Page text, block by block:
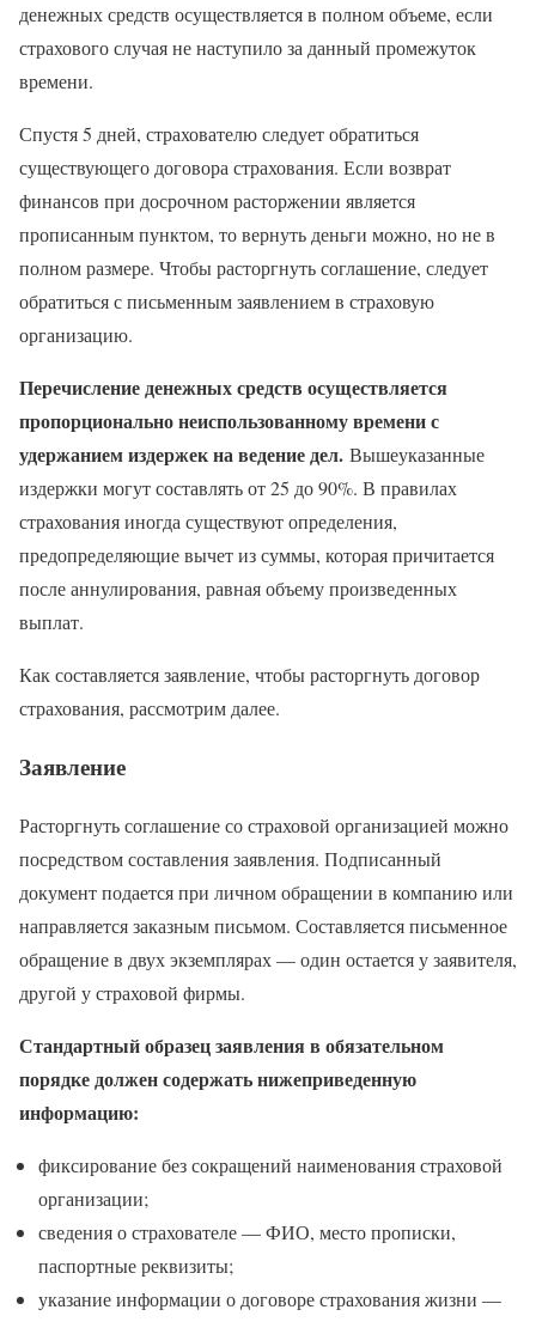
денежных средств осуществляется в полном объеме, если
страхового случая не наступило за данный промежуток
времени.
Спустя 5 дней, страхователю следует обратиться
существующего договора страхования. Если возврат
финансов при досрочном расторжении является
прописанным пунктом, то вернуть деньги можно, но не в
полном размере. Чтобы расторгнуть соглашение, следует
обратиться с письменным заявлением в страховую
организацию.
Перечисление денежных средств осуществляется
пропорционально неиспользованному времени с
удержанием издержек на ведение дел. Вышеуказанные
издержки могут составлять от 25 до 90%. В правилах
страхования иногда существуют определения,
предопределяющие вычет из суммы, которая причитается
после аннулирования, равная объему произведенных
выплат.
Как составляется заявление, чтобы расторгнуть договор
страхования, рассмотрим далее.
Заявление
Расторгнуть соглашение со страховой организацией можно
посредством составления заявления. Подписанный
документ подается при личном обращении в компанию или
направляется заказным письмом. Составляется письменное
обращение в двух экземплярах — один остается у заявителя,
другой у страховой фирмы.
Стандартный образец заявления в обязательном
порядке должен содержать нижеприведенную
информацию:
фиксирование без сокращений наименования страховой
организации;
сведения о страхователе — ФИО, место прописки,
паспортные реквизиты;
указание информации о договоре страхования жизни —